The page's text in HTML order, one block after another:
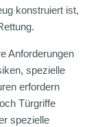
konstruiert ist,
Anforderungen
spezielle
erfordern
Türgriffe
spezielle